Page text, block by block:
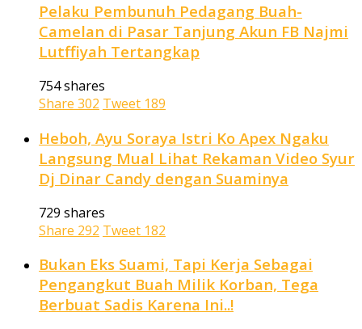
Pelaku Pembunuh Pedagang Buah-
Camelan di Pasar Tanjung Akun FB Najmi
Lutffiyah Tertangkap
754 shares
Share 302 Tweet 189
Heboh, Ayu Soraya Istri Ko Apex Ngaku
Langsung Mual Lihat Rekaman Video Syur
Dj Dinar Candy dengan Suaminya
729 shares
Share 292 Tweet 182
Bukan Eks Suami, Tapi Kerja Sebagai
Pengangkut Buah Milik Korban, Tega
Berbuat Sadis Karena Ini..!